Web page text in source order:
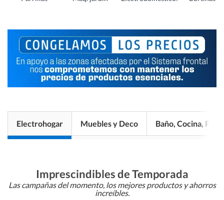
Electrohogar Muebles y Deco Baño, Cocina, Pisos
Imprescindibles de Temporada
Las campañas del momento, los mejores productos y ahorros
increíbles.